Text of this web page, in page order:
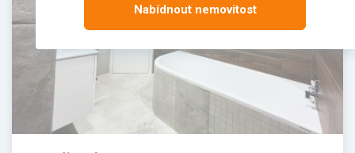
Nabídnout nemovitost